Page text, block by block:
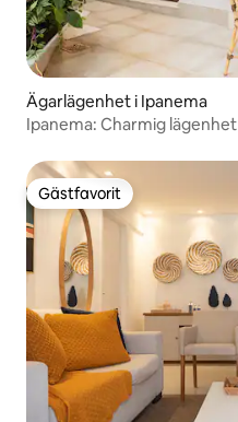
Ägarlägenhet i Ipanema
Ipanema: Charmig
Gästfavorit
Gästfavorit